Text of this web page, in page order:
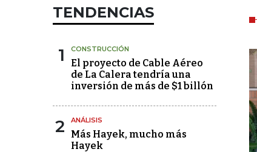
TENDENCIAS
1 CONSTRUCCIÓN
El proyecto de Cable Aéreo
de La Calera tendría una
inversión de más de $1 billón
2 ANÁLISIS
Más Hayek, mucho más
Hayek